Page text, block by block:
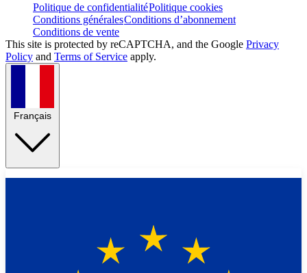
Politique de confidentialitéPolitique cookies
Conditions généralesConditions d’abonnement
Conditions de vente
This site is protected by reCAPTCHA, and the Google Privacy
Policy and Terms of Service apply.
Français